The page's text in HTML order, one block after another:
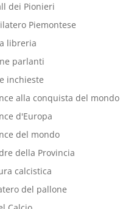
dei Pionieri
Piemontese
libreria
parlanti
inchieste
alla conquista del mondo
d'Europa
del mondo
della Provincia
calcistica
del pallone